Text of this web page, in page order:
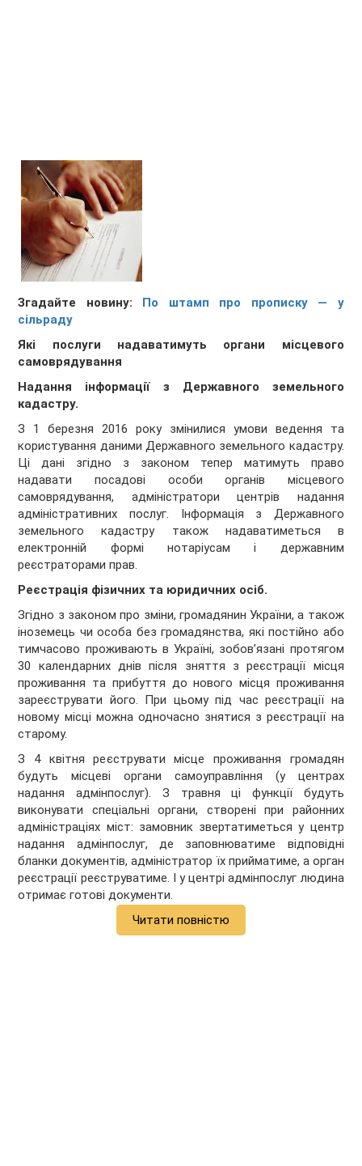
Згадайте новину: По штамп про прописку — у
сільраду
Які послуги надаватимуть органи місцевого
самоврядування
Надання інформації з Державного земельного
кадастру.
З 1 березня 2016 року змінилися умови ведення та
користування даними Державного земельного кадастру.
Ці дані згідно з законом тепер матимуть право
надавати посадові особи органів місцевого
самоврядування, адміністратори центрів надання
адміністративних послуг. Інформація з Державного
земельного кадастру також надаватиметься в
електронній формі нотаріусам і державним
реєстраторами прав.
Реєстрація фізичних та юридичних осіб.
Згідно з законом про зміни, громадянин України, а також
іноземець чи особа без громадянства, які постійно або
тимчасово проживають в Україні, зобов’язані протягом
30 календарних днів після зняття з реєстрації місця
проживання та прибуття до нового місця проживання
зареєструвати його. При цьому під час реєстрації на
новому місці можна одночасно знятися з реєстрації на
старому.
З 4 квітня реєструвати місце проживання громадян
будуть місцеві органи самоуправління (у центрах
надання адмінпослуг). З травня ці функції будуть
виконувати спеціальні органи, створені при районних
адміністраціях міст: замовник звертатиметься у центр
надання адмінпослуг, де заповнюватиме відповідні
бланки документів, адміністратор їх прийматиме, а орган
реєстрації реєструватиме. І у центрі адмінпослуг людина
отримає готові документи.
Читати повністю